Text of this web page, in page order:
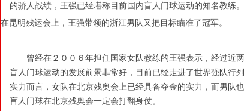
的骄人战绩，王强已经堪称目前国内盲人门球运动的知名教练。
在昆明残运会上，王强带领的浙江男队又把目标瞄准了冠军。
曾经在２００６年担任国家女队教练的王强表示，经过近
盲人门球运动的发展前景非常好，目前已经走进了世界强队行
实力而言，女队在北京残奥会上已经具备夺金的实力，而男队
盲人门球在北京残奥会一定会打翻身仗。